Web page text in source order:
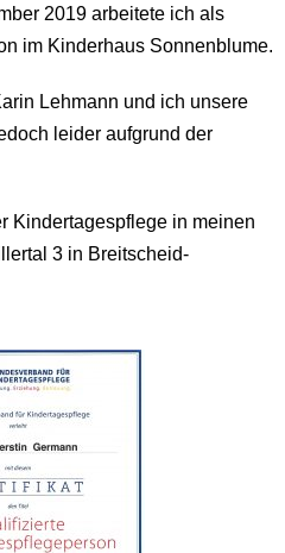
2019 arbeitete ich als
im Kinderhaus Sonnenblume.
Lehmann und ich unsere
leider aufgrund der
Kindertagespflege in meinen
3 in Breitscheid-